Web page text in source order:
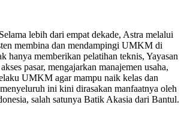
Selama lebih dari empat dekade, Astra melalui
membina dan mendampingi UMKM di
hanya memberikan pelatihan teknis, Yayasan
akses pasar, mengajarkan manajemen usaha,
UMKM agarmampu naik kelas dan
menyeluruh ini kini dirasakan manfaatnya oleh
salah satunya Batik Akasia dari Bantul.